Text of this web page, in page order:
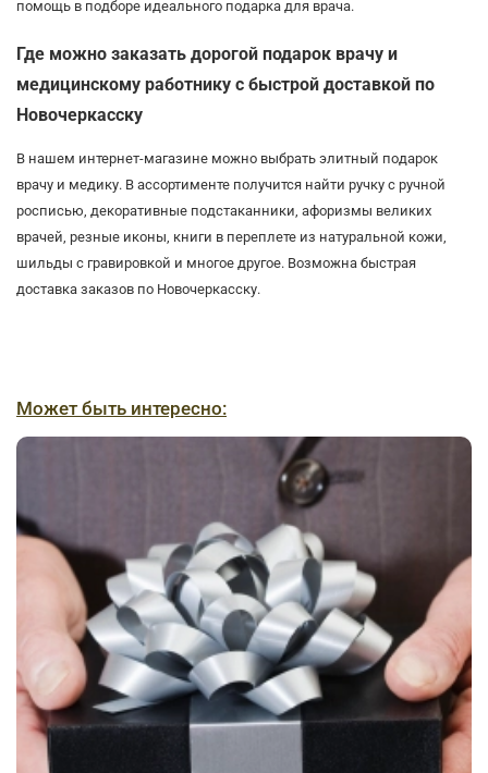
помощь в подборе идеального подарка для врача.
Где можно заказать дорогой подарок врачу и
медицинскому работнику с быстрой доставкой по
Новочеркасску
В нашем интернет-магазине можно выбрать элитный подарок
врачу и медику. В ассортименте получится найти ручку с ручной
росписью, декоративные подстаканники, афоризмы великих
врачей, резные иконы, книги в переплете из натуральной кожи,
шильды с гравировкой и многое другое. Возможна быстрая
доставка заказов по Новочеркасску.
Может быть интересно: